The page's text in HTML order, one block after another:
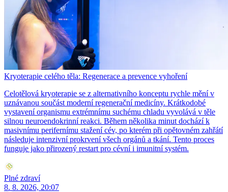
Kryoterapie celého těla: Regenerace a prevence vyhoření
Celotělová kryoterapie se z alternativního konceptu rychle mění v
uznávanou součást moderní regenerační medicíny. Krátkodobé
vystavení organismu extrémnímu suchému chladu vyvolává v těle
silnou neuroendokrinní reakci. Během několika minut dochází k
masivnímu perifernímu stažení cév, po kterém při opětovném zahřátí
následuje intenzivní prokrvení všech orgánů a tkání. Tento proces
funguje jako přirozený restart pro cévní i imunitní systém.
Plné zdraví
8. 8. 2026, 20:07